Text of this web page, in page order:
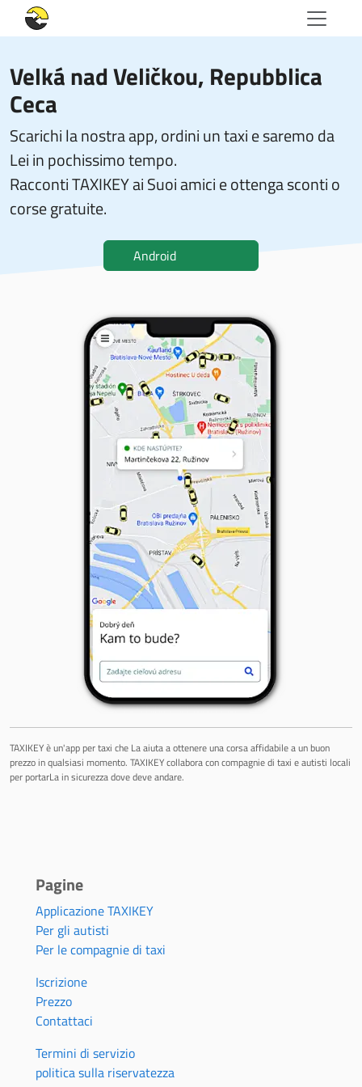
Velká nad Veličkou, Repubblica
Ceca
Scarichi la nostra app, ordini un taxi e saremo da
Lei in pochissimo tempo.
Racconti TAXIKEY ai Suoi amici e ottenga sconti o
corse gratuite.
Android
TAXIKEY è un'app per taxi che La aiuta a ottenere una corsa affidabile a un buon
prezzo in qualsiasi momento. TAXIKEY collabora con compagnie di taxi e autisti locali
per portarLa in sicurezza dove deve andare.
Pagine
Applicazione TAXIKEY
Per gli autisti
Per le compagnie di taxi
Iscrizione
Prezzo
Contattaci
Termini di servizio
politica sulla riservatezza